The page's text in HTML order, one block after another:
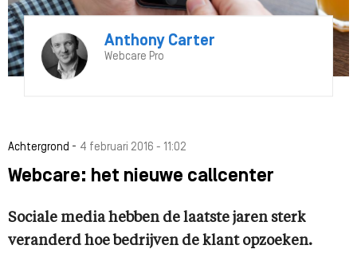
Anthony Carter
Webcare Pro
Achtergrond - 4 februari 2016 - 11:02
Webcare: het nieuwe callcenter
Sociale media hebben de laatste jaren sterk
veranderd hoe bedrijven de klant opzoeken.